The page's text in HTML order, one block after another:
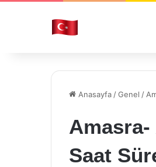
Anasayfa /Genel /
Saat